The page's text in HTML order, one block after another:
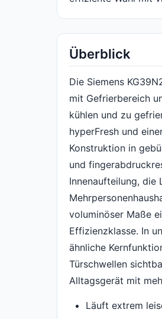
Überblick
Die Siemens
mit Gefrierbereich
kühlen und zu
hyperFresh und
Konstruktion in
und
Innenaufteilung, die
voluminöser Maße
Effizienzklasse. In
ähnliche
Türschwellen
Alltagsgerät mit
Läuft extrem